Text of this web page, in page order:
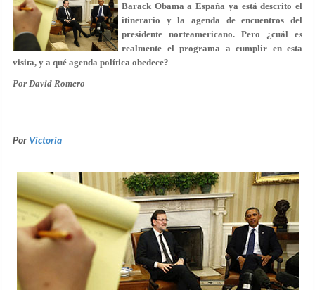
Barack Obama a España ya está descrito el
itinerario y la agenda de encuentros del
presidente norteamericano. Pero ¿cuál es
realmente el programa a cumplir en esta
visita, y a qué agenda política obedece?
Por David Romero
PorVictoria